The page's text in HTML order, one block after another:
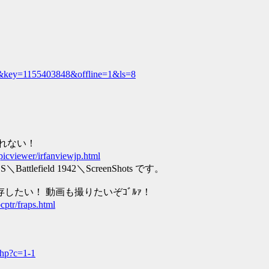
ない！
irfanviewjp.html
1942＼ScreenShots です。
たい！ 動画も撮りたいぞｺﾞﾙｧ！
fraps.html
1